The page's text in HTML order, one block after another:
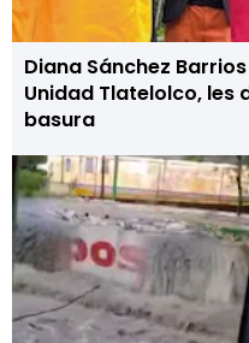
Diana Sánchez
Unidad Tlatelolco,
basura